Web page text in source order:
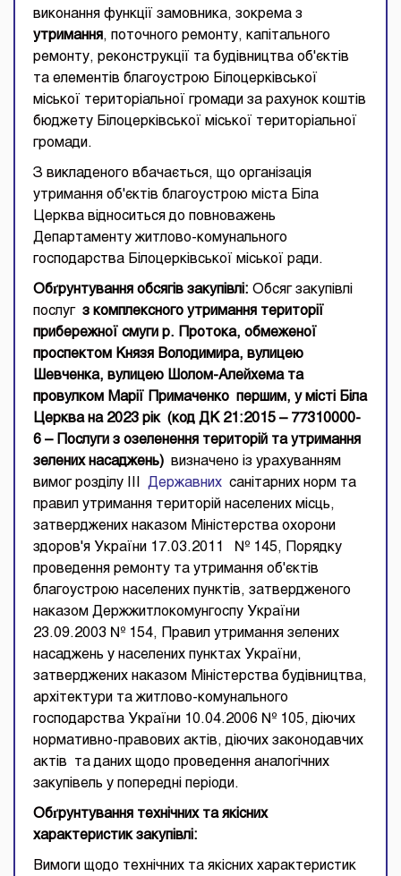
виконання функції замовника, зокрема з
утримання , поточного ремонту, капітального
ремонту, реконструкції та будівництва об'єктів
та елементів благоустрою Білоцерківської
міської територіальної громади за рахунок коштів
бюджету Білоцерківської міської територіальної
громади.
З викладеного вбачається, що організація
утримання об'єктів благоустрою міста Біла
Церква відноситься до повноважень
Департаменту житлово-комунального
господарства Білоцерківської міської ради.
Обґрунтування обсягів закупівлі: Обсяг закупівлі
послуг з комплексного утримання території
прибережної смуги р. Протока, обмеженої
проспектом Князя Володимира, вулицею
Шевченка, вулицею Шолом-Алейхемата
провулком
Марії Примаченко першим, у місті Біла
Церква на 2023 рік (код ДК 21:2015 – 77310000-
6 – Послуги з озеленення територій та утримання
зелених насаджень) визначено із урахуванням
вимог розділу III Державних санітарних норм та
правил утримання територій населених місць,
затверджених наказом Міністерства охорони
здоров'я України 17.03.2011 № 145, Порядку
проведення ремонту та утримання об'єктів
благоустрою населених пунктів, затвердженого
наказом Держжитлокомунгоспу України
23.09.2003 № 154, Правил утримання зелених
насаджень у населених пунктах України,
затверджених наказом Міністерства будівництва,
архітектури та житлово-комунального
господарства України 10.04.2006 № 105, діючих
нормативно-правових актів, діючих законодавчих
актів та даних щодо проведення аналогічних
закупівель у попередні періоди.
Обґрунтування технічних та якісних
характеристик закупівлі :
Вимоги щодо технічних та якісних характеристик